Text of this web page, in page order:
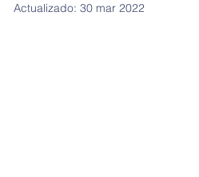
Actualizado: 30 mar 2022